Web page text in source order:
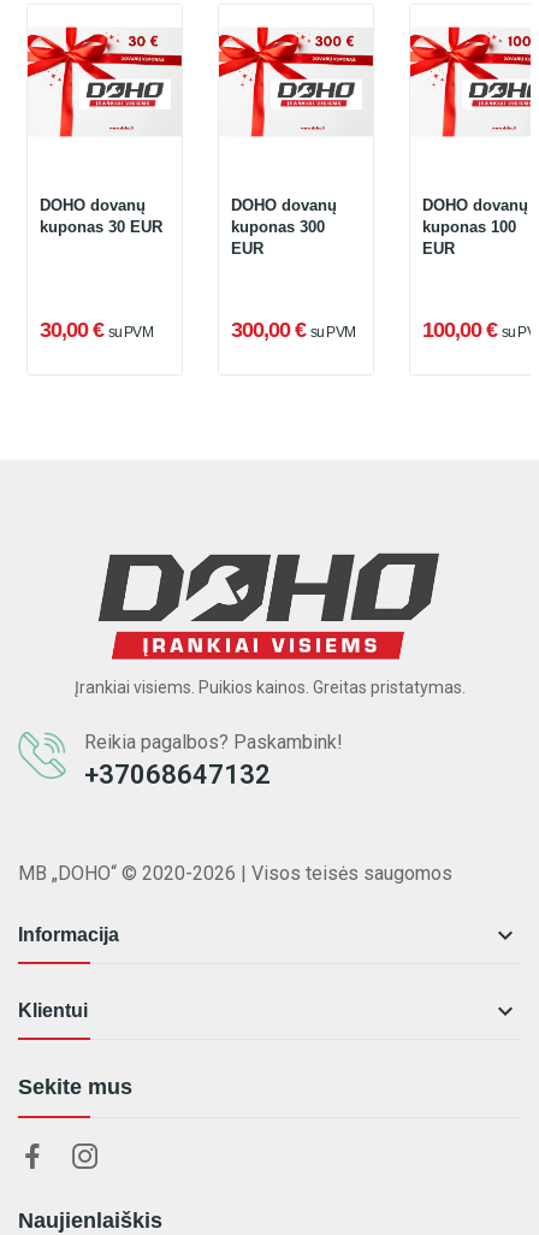
DOHO dovanų
kuponas 30 EUR
30,00 € su PVM
DOHO dovanų
kuponas 300
EUR
300,00 € su PVM
DOHO dovanų
kuponas 100
EUR
100,00 € su
Įrankiai visiems. Puikios kainos. Greitas pristatymas.
Reikia pagalbos? Paskambink!
+37068647132
MB „DOHO“ © 2020-2026 | Visos teisės saugomos
Informacija 
Klientui 
Sekite mus
Naujienlaiškis